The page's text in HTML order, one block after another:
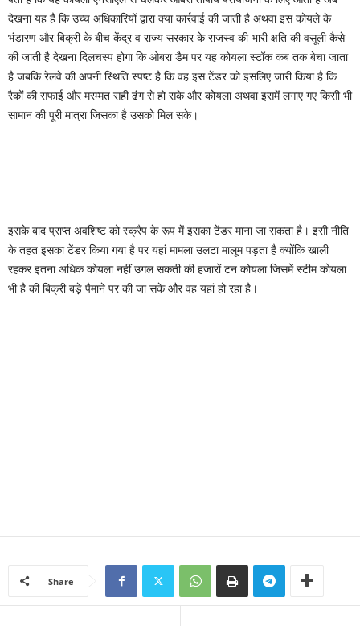
देखना यह है कि उच्च अधिकारियों द्वारा क्या कार्रवाई की जाती है अथवा इस कोयले के
भंडारण और बिक्री के बीच केंद्र व राज्य सरकार के राजस्व की भारी क्षति की वसूली कैसे
की जाती है देखना दिलचस्प होगा कि ओबरा डैम पर यह कोयला स्टॉक कब तक बेचा जाता
है जबकि रेलवे की अपनी स्थिति स्पष्ट है कि वह इस टेंडर को इसलिए जारी किया है कि
रैकों की सफाई और मरम्मत सही ढंग से हो सके और कोयला अथवा इसमें लगाए गए किसी भी
सामान की पूरी मात्रा जिसका है उसको मिल सके।
इसके बाद प्राप्त अवशिष्ट को स्क्रैप के रूप में इसका टेंडर माना जा सकता है। इसी नीति
के तहत इसका टेंडर किया गया है पर यहां मामला उलटा मालूम पड़ता है क्योंकि खाली
रहकर इतना अधिक कोयला नहीं उगल सकती की हजारों टन कोयला जिसमें स्टीम कोयला
भी है की बिक्री बड़े पैमाने पर की जा सके और वह यहां हो रहा है।
Share